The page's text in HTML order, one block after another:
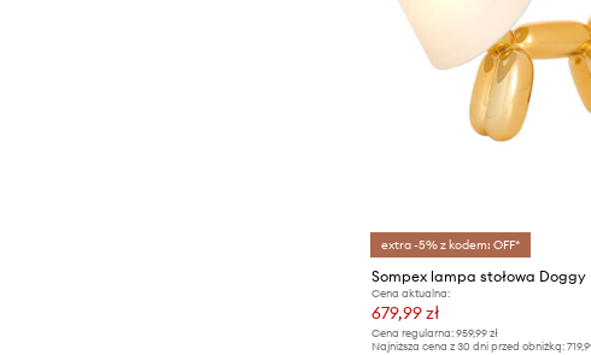
extra -5% z kodem: OFF*
Sompex lampa stołowa Doggy
Cena aktualna:
679,99 zł
Cena regularna: 959,99 zł
Najniższa cena z 30 dni przed obniżką: